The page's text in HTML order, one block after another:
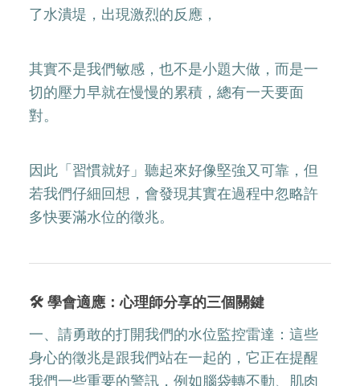
了水潰堤，出現激烈的反應，
其實不是我們敏感，也不是小題大做，而是一
切的壓力早就在慢慢的累積，總有一天要面
對。
因此「習慣就好」聽起來好像堅強又可靠，但
若我們仔細回想，會發現其實在過程中忽略許
多快要滿水位的徵兆。
🛠️ 學會適應：心理師分享的三個關鍵
一、請勇敢的打開我們的水位監控雷達：這些
身心的徵兆是跟我們站在一起的，它正在提醒
我們一些重要的警訊，例如腦袋轉不動、肌肉